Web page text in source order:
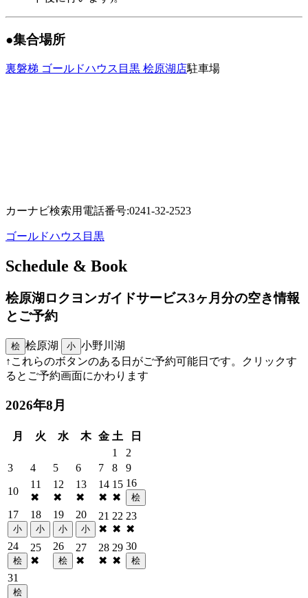
●集合場所
裏磐梯 ゴールドハウス目黒 桧原湖店駐車場
カーナビ検索用電話番号:0241-32-2523
ゴールドハウス目黒
Schedule & Book
桧原湖ロクヨンガイドサービス3ヶ月分の空き情報
とご予約
桧 桧原湖 小 小野川湖
↑これらのボタンのある日がご予約可能日です。クリックす
るとご予約画面にかわります
2026年8月
月 火 水 木 金 土
日
1
2
3
4 5 6 7 8
9
10
11
✖
12
✖
13
✖
14
✖
15
✖
16
桧
17
小
18
小
19
小
20
小
21
✖
22
✖
23
✖
24
桧
25
✖
26
桧
27
✖
28
✖
29
✖
30
桧
31
桧